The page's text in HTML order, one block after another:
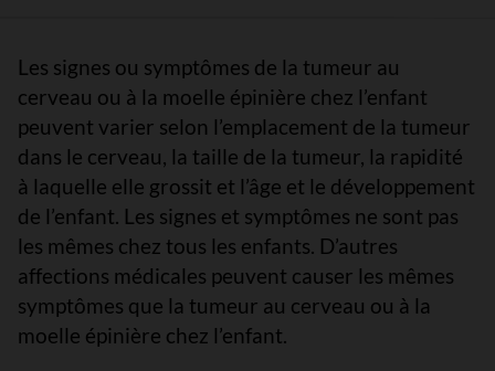
Les signes ou symptômes de la tumeur au
cerveau ou à la moelle épinière chez l’enfant
peuvent varier selon l’emplacement de la tumeur
dans le cerveau, la taille de la tumeur, la rapidité
à laquelle elle grossit et l’âge et le développement
de l’enfant. Les signes et symptômes ne sont pas
les mêmes chez tous les enfants. D’autres
affections médicales peuvent causer les mêmes
symptômes que la tumeur au cerveau ou à la
moelle épinière chez l’enfant.